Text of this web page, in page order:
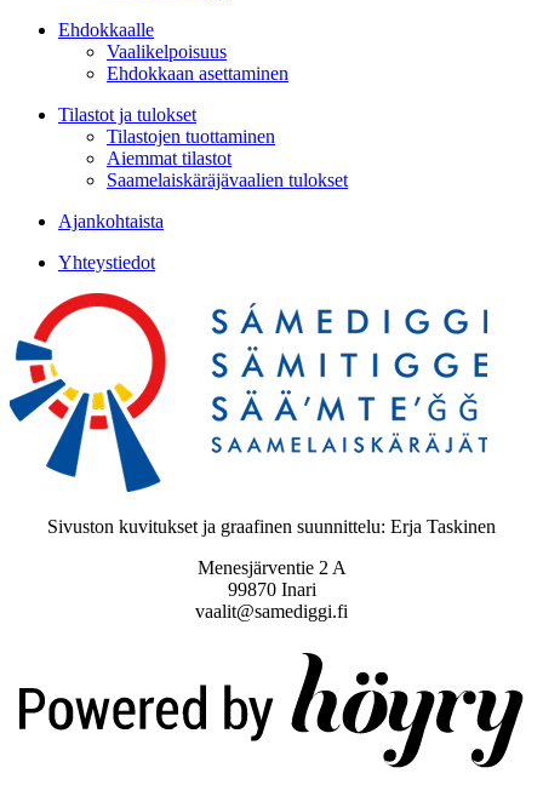
Ehdokkaalle
Vaalikelpoisuus
Ehdokkaan asettaminen
Tilastot ja tulokset
Tilastojen tuottaminen
Aiemmat tilastot
Saamelaiskäräjävaalien tulokset
Ajankohtaista
Yhteystiedot
Sivuston kuvitukset ja graafinen suunnittelu: Erja Taskinen
Menesjärventie 2 A
99870 Inari
vaalit@samediggi.fi